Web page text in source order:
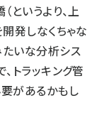
というより、上
発しなくちゃな
いな分析シス
トラッキング管
があるかもし